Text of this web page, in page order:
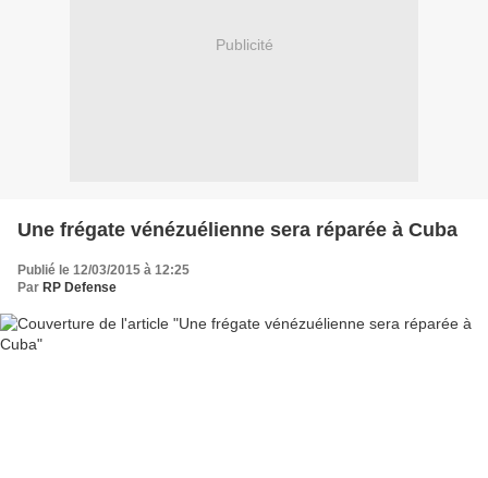
Publicité
Une frégate vénézuélienne sera réparée à Cuba
Publié le 12/03/2015 à 12:25
Par RP Defense